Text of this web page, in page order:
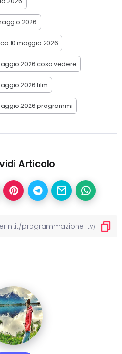
2026
10 maggio 2026
2026 cosa vedere
2026 film
2026 programmi
Articolo